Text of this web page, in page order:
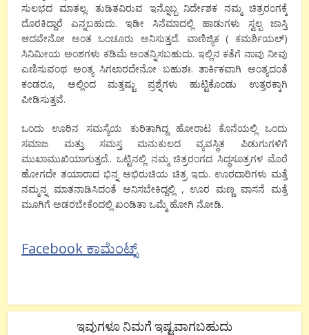
ಸುಲಭದ ಮಾತಲ್ಲ. ತುಡಿತವಿರುವ ಇನ್ನೊಬ್ಬ ನಿರ್ದೇಶಕ ನಮ್ಮ ಚಿತ್ರರಂಗಕ್ಕೆ
ದೊರಕಿದ್ದಾರೆ ಎನ್ನಬಹುದು. ಇಡೀ ಸಿನೆಮಾದಲ್ಲಿ ಹಾಡುಗಳು ಸ್ವಲ್ಪ ಜಾಸ್ತಿ
ಆದವೇನೋ ಅಂತ ಒಂಚೂರು ಅನಿಸುತ್ತದೆ. ವಾಣಿಜ್ಯಿಕ ( ಕಮರ್ಶಿಯಲ್)
ಸಿನಿಮೀಯ ಅಂಶಗಳು ಕಡಿಮೆ ಅಂತನ್ನಿಸಬಹುದು. ಇಲ್ಲಿನ ಕತೆಗೆ ನಾವು ನೀವು
ಎಣಿಸುವಂಥ ಅಂತ್ಯ ಸಿಗಲಾರದೇನೋ ಬಹುಶಃ. ತಾರ್ಕಿಕವಾಗಿ ಅಂತ್ಯದಂತೆ
ಕಂಡರೂ, ಅಲ್ಲಿಂದ ಮತ್ತಷ್ಟು ಪ್ರಶ್ನೆಗಳು ಹುಟ್ಟಿಕೊಂಡು ಉತ್ತರಕ್ಕಾಗಿ
ಪೀಡಿಸುತ್ತವೆ.
ಒಂದು ಊರಿನ ಸಮಸ್ಯೆಯ ಕುರಿತಾಗಿದ್ದ ಹೋರಾಟ ಕೊನೆಯಲ್ಲಿ ಒಂದು
ಸಮಾಜ ಮತ್ತು ಸಮಸ್ತ ಮನುಕುಲದ ವ್ಯವಸ್ಥಿತ ಪಿಡುಗುಗಳಿಗೆ
ಮುಖಾಮುಖಿಯಾಗುತ್ತದೆ.. ಒಟ್ಟಿನಲ್ಲಿ ನಮ್ಮ ಚಿತ್ರರಂಗದ ಸಿದ್ಧಸೂತ್ರಗಳ ಮೊರೆ
ಹೋಗದೇ ತಯಾರಾದ ಭಿನ್ನ‌ ಅಭಿರುಚಿಯ ಚಿತ್ರ ಇದು. ಊರದಾರಿಗಳು ಮತ್ತೆ
ನಮ್ಮನ್ನ ಮಾತನಾಡಿಸಿದಂತೆ ಅನಿಸಬೇಕಿದ್ದಲ್ಲಿ , ಊರ ಮಣ್ಣ ವಾಸನೆ ಮತ್ತೆ
ಮೂಗಿಗೆ ಅಡರಬೇಕೆಂದಲ್ಲಿ ಖಂಡಿತಾ ಒಮ್ಮೆ ಹೋಗಿ ನೋಡಿ.
Facebook ಕಾಮೆಂಟ್ಸ್
ಇವುಗಳೂ ನಿಮಗೆ ಇಷ್ಟವಾಗಬಹುದು